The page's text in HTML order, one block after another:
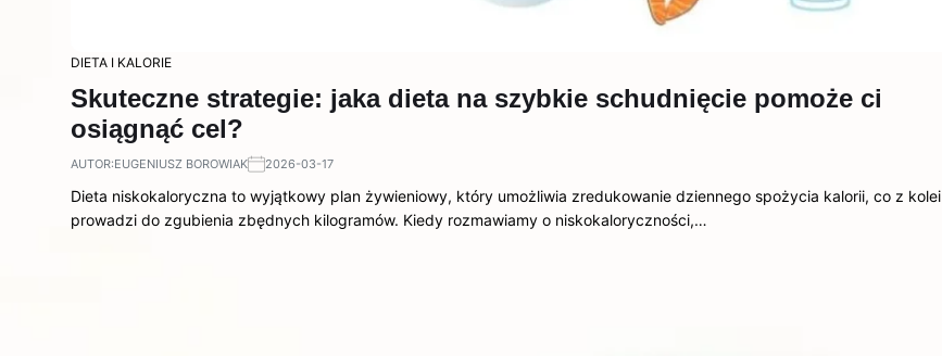
DIETA I KALORIE
Skuteczne strategie: jaka dieta na szybkie schudnięcie pomoże ci
osiągnąć cel?
AUTOR:EUGENIUSZ BOROWIAK 2026-03-17
Dieta niskokaloryczna to wyjątkowy plan żywieniowy, który umożliwia zredukowanie dziennego spożycia kalorii, co z kolei
prowadzi do zgubienia zbędnych kilogramów. Kiedy rozmawiamy o niskokaloryczności,…